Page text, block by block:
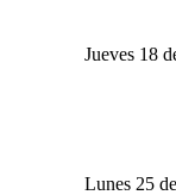
Jueves 18
Lunes 25